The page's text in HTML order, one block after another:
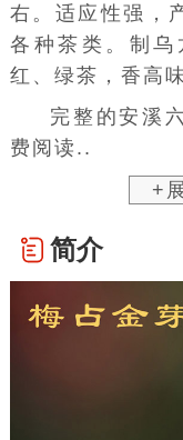
右。适应性强，
各种茶类。制乌
红、绿茶，香高
完整的安溪
费阅读..
+
简介